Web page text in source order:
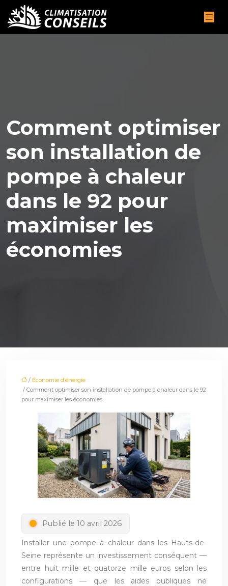
Comment optimiser
son installation de
pompe à chaleur
dans le 92 pour
maximiser les
économies
/ Économie d’énergie
/ Comment optimiser son installation de pompe à chaleur dans le 92
pour maximiser les économies
Publié le 10 avril 2026
Installer une pompe à chaleur dans les Hauts-de-
Seine représente un investissement conséquent —
entre huit mille et quatorze mille euros selon les
configurations — que les aides publiques ne